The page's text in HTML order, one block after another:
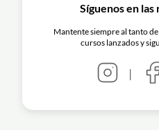
Síguenos en las
Mantente siempre al tanto
cursos lanzados y
|